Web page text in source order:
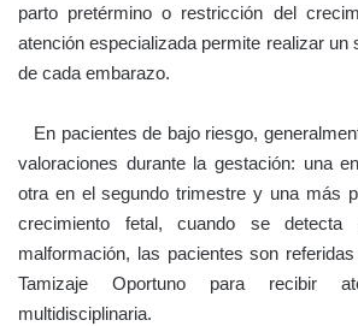
parto pretérmino o restricción del
atención especializada permite realizar un
de cada embarazo.
En pacientes de bajo riesgo,
valoraciones durante la gestación: una
otra en el segundo trimestre y una más
crecimiento fetal, cuando se detecta
malformación, las pacientes son
Tamizaje Oportuno para recibir
multidisciplinaria.